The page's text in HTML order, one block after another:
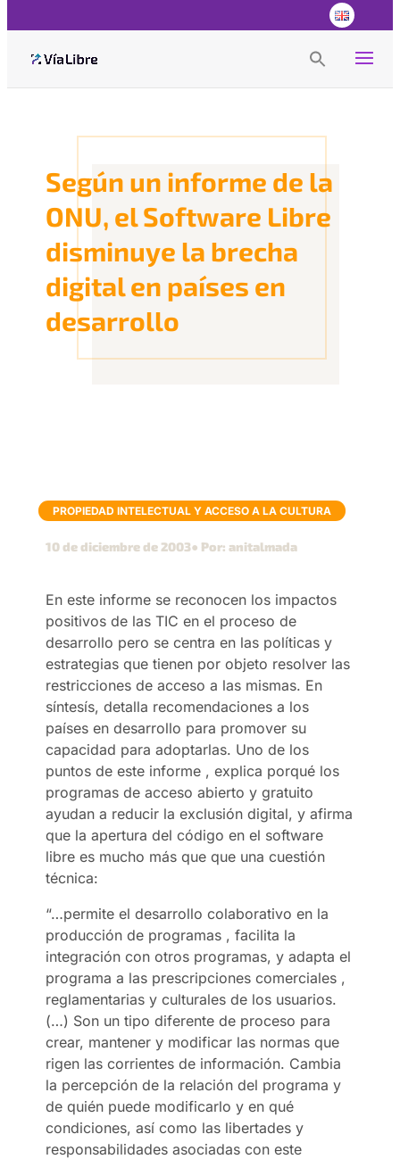
Search Button
Según un informe de la
ONU, el Software Libre
disminuye la brecha
digital en países en
desarrollo
PROPIEDAD INTELECTUAL Y ACCESO A LA CULTURA
10 de diciembre de 2003● Por: anitalmada
En este informe se reconocen los impactos
positivos de las TIC en el proceso de
desarrollo pero se centra en las políticas y
estrategias que tienen por objeto resolver las
restricciones de acceso a las mismas. En
síntesís, detalla recomendaciones a los
países en desarrollo para promover su
capacidad para adoptarlas. Uno de los
puntos de este informe , explica porqué los
programas de acceso abierto y gratuito
ayudan a reducir la exclusión digital, y afirma
que la apertura del código en el software
libre es mucho más que que una cuestión
técnica:
“…permite el desarrollo colaborativo en la
producción de programas , facilita la
integración con otros programas, y adapta el
programa a las prescripciones comerciales ,
reglamentarias y culturales de los usuarios.
(…) Son un tipo diferente de proceso para
crear, mantener y modificar las normas que
rigen las corrientes de información. Cambia
la percepción de la relación del programa y
de quién puede modificarlo y en qué
condiciones, así como las libertades y
responsabilidades asociadas con este